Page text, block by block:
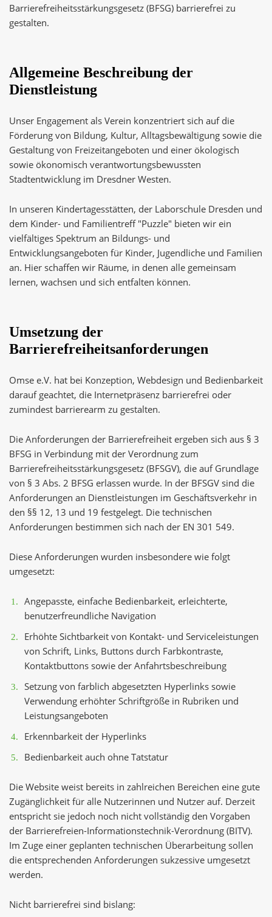
Barrierefreiheitsstärkungsgesetz (BFSG) barrierefrei zu
gestalten.
Allgemeine Beschreibung der
Dienstleistung
Unser Engagement als Verein konzentriert sich auf die
Förderung von Bildung, Kultur, Alltagsbewältigung sowie die
Gestaltung von Freizeitangeboten und einer ökologisch
sowie ökonomisch verantwortungsbewussten
Stadtentwicklung im Dresdner Westen.
In unseren Kindertagesstätten, der Laborschule Dresden und
dem Kinder- und Familientreff "Puzzle" bieten wir ein
vielfältiges Spektrum an Bildungs- und
Entwicklungsangeboten für Kinder, Jugendliche und Familien
an. Hier schaffen wir Räume, in denen alle gemeinsam
lernen, wachsen und sich entfalten können.
Umsetzung der
Barrierefreiheitsanforderungen
Omse e.V. hat bei Konzeption, Webdesign und Bedienbarkeit
darauf geachtet, die Internetpräsenz barrierefrei oder
zumindest barrierearm zu gestalten.
Die Anforderungen der Barrierefreiheit ergeben sich aus § 3
BFSG in Verbindung mit der Verordnung zum
Barrierefreiheitsstärkungsgesetz (BFSGV), die auf Grundlage
von § 3 Abs. 2 BFSG erlassen wurde. In der BFSGV sind die
Anforderungen an Dienstleistungen im Geschäftsverkehr in
den §§ 12, 13 und 19 festgelegt. Die technischen
Anforderungen bestimmen sich nach der EN 301 549.
Diese Anforderungen wurden insbesondere wie folgt
umgesetzt:
Angepasste, einfache Bedienbarkeit, erleichterte,
benutzerfreundliche Navigation
Erhöhte Sichtbarkeit von Kontakt- und Serviceleistungen
von Schrift, Links, Buttons durch Farbkontraste,
Kontaktbuttons sowie der Anfahrtsbeschreibung
Setzung von farblich abgesetzten Hyperlinks sowie
Verwendung erhöhter Schriftgröße in Rubriken und
Leistungsangeboten
Erkennbarkeit der Hyperlinks
Bedienbarkeit auch ohne Tatstatur
Die Website weist bereits in zahlreichen Bereichen eine gute
Zugänglichkeit für alle Nutzerinnen und Nutzer auf. Derzeit
entspricht sie jedoch noch nicht vollständig den Vorgaben
der Barrierefreien-Informationstechnik-Verordnung (BITV).
Im Zuge einer geplanten technischen Überarbeitung sollen
die entsprechenden Anforderungen sukzessive umgesetzt
werden.
Nicht barrierefrei sind bislang: